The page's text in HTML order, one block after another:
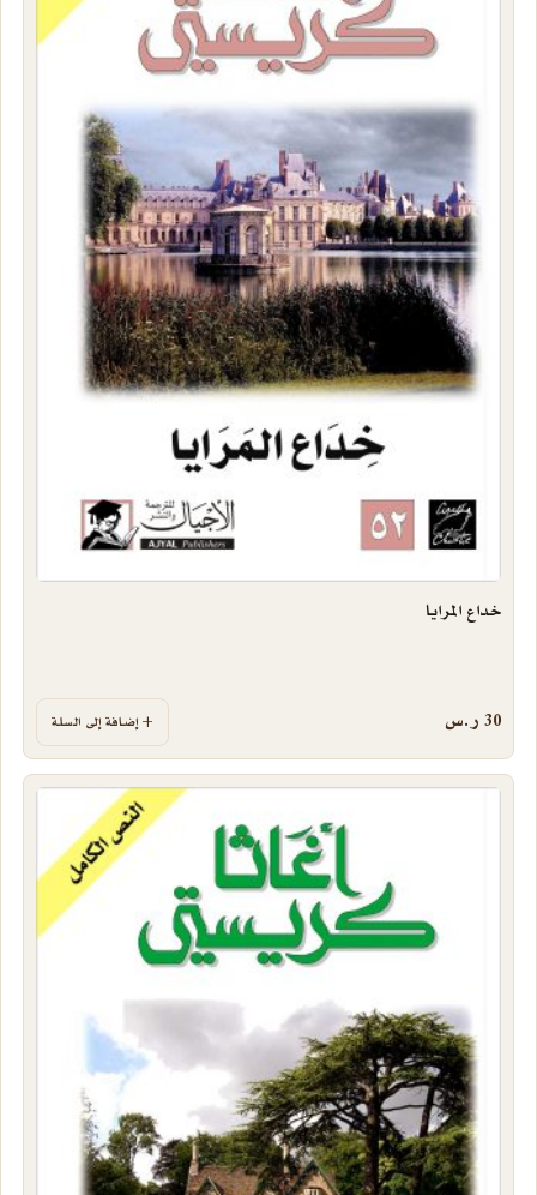
خداع المرايا
30 ر.س إضافة إلى السلة